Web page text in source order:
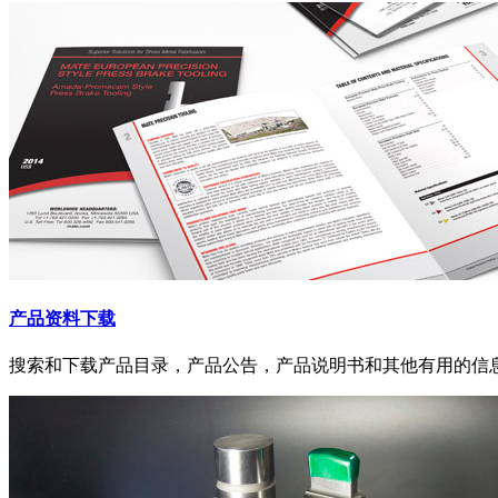
产品资料下载
搜索和下载产品目录，产品公告，产品说明书和其他有用的信